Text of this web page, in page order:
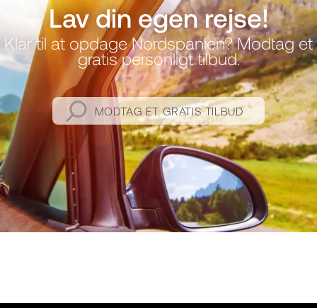
Lav din egen rejse!
Klar til at opdage Nordspanien? Modtag et
gratis personligt tilbud.
MODTAG ET GRATIS TILBUD